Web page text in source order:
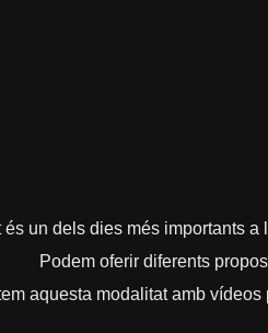
és un dels dies més importants
Podem oferir diferents
aquesta modalitat amb